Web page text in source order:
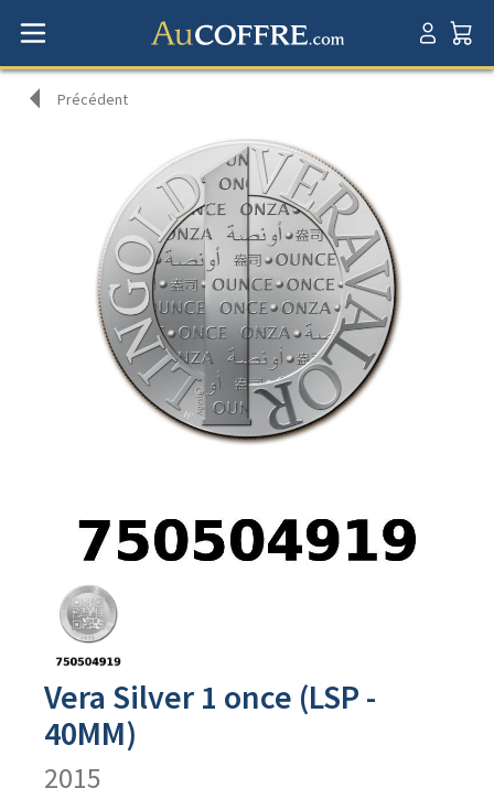
Précédent
produit
Vera Silver 1 once (LSP -
40MM)
2015